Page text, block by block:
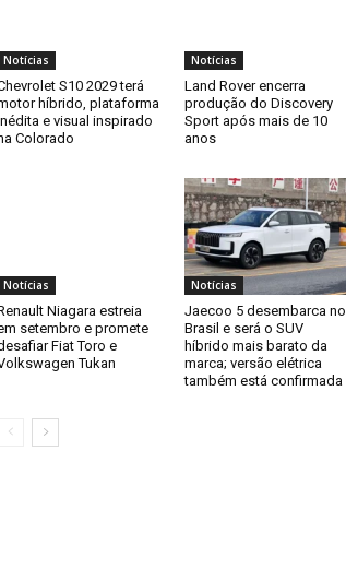
Notícias
S10 2029 terá
híbrido, plataforma
e visual inspirado
Colorado
Notícias
Land Rover encerra
produção do Discovery
Sport após mais de 10
anos
Notícias
Niagara estreia
setembro e promete
Fiat Toro e
Tukan
Notícias
Jaecoo 5 desembarca no
Brasil e será o SUV
híbrido mais barato da
marca; versão elétrica
também está confirmada